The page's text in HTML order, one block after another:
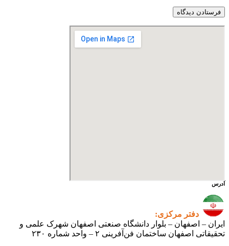
آدرس
دفتر مرکزی:
ایران – اصفهان – بلوار دانشگاه صنعتی اصفهان شهرک علمی و
تحقیقاتی اصفهان ساختمان فن‌آفرینی ۲ – واحد شماره ۲۳۰